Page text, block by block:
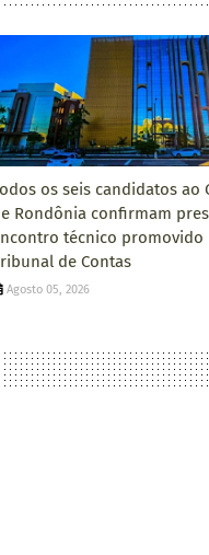
os seis candidatos ao
Rondônia confirmam
técnico promovido
de Contas
Agosto 05, 2026